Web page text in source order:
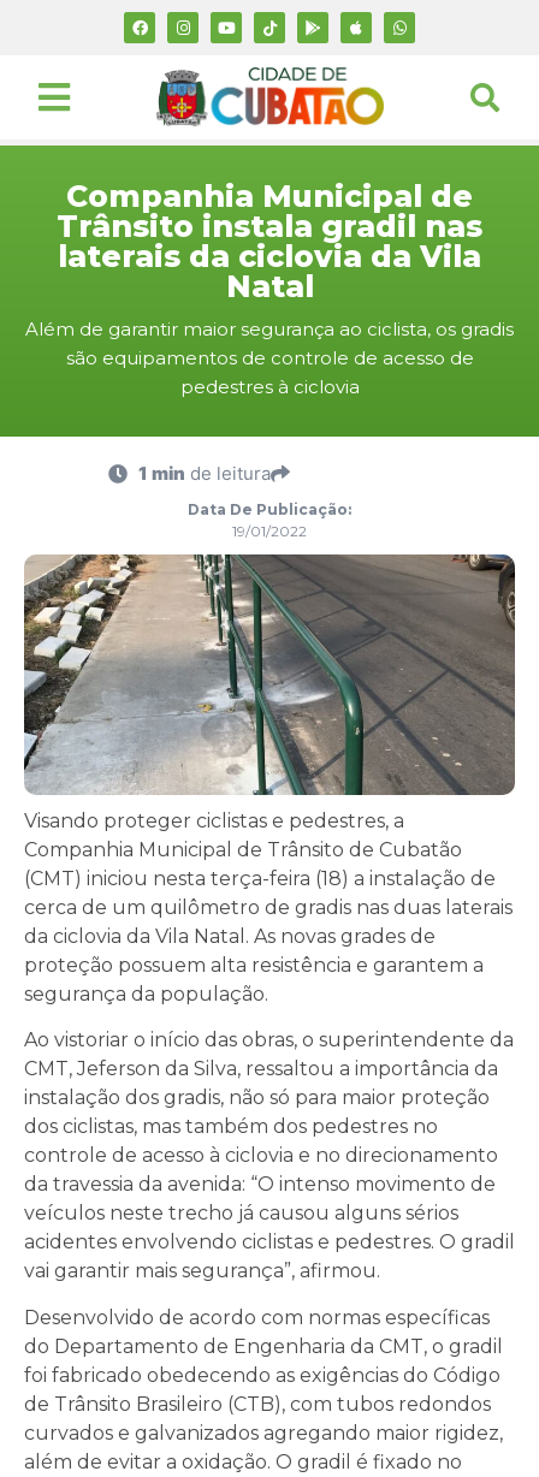
Companhia Municipal de
Trânsito instala gradil nas
laterais da ciclovia da Vila
Natal
Além de garantir maior segurança ao ciclista, os gradis
são equipamentos de controle de acesso de
pedestres à ciclovia
1 min de leitura
Data De Publicação:
19/01/2022
Visando proteger ciclistas e pedestres, a
Companhia Municipal de Trânsito de Cubatão
(CMT) iniciou nesta terça-feira (18) a instalação de
cerca de um quilômetro de gradis nas duas laterais
da ciclovia da Vila Natal. As novas grades de
proteção possuem alta resistência e garantem a
segurança da população.
Ao vistoriar o início das obras, o superintendente da
CMT, Jeferson da Silva, ressaltou a importância da
instalação dos gradis, não só para maior proteção
dos ciclistas, mas também dos pedestres no
controle de acesso à ciclovia e no direcionamento
da travessia da avenida: “O intenso movimento de
veículos neste trecho já causou alguns sérios
acidentes envolvendo ciclistas e pedestres. O gradil
vai garantir mais segurança”, afirmou.
Desenvolvido de acordo com normas específicas
do Departamento de Engenharia da CMT, o gradil
foi fabricado obedecendo as exigências do Código
de Trânsito Brasileiro (CTB), com tubos redondos
curvados e galvanizados agregando maior rigidez,
além de evitar a oxidação. O gradil é fixado no